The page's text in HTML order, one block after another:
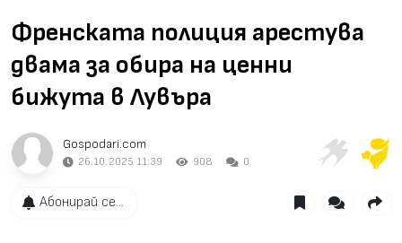
Video
Френската полиция арестува
двама за обира на ценни
бижута в Лувъра
Gospodari.com
26.10.2025 11:39 908 0
Абонирай се...